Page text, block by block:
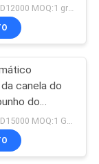
15
caixa
USD1500-USD12000 MOQ:1 grupo
canela do
do